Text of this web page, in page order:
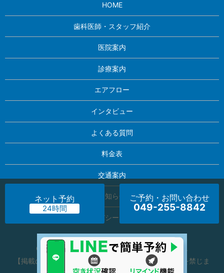
ネット予約 ご予約・お問い合わせ
049-255-8842
HOME
歯科医師・スタッフ紹介
医院案内
診療案内
エアフロー
インタビュー
よくある質問
料金表
交通案内
お知らせ
プライバシーポリシー
Copyright © 河村歯科医院 All Rights Reserved.
【掲載の記事・写真・イラストなどの無断複写・転載を禁じま